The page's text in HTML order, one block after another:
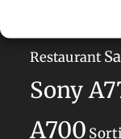
Restaurant
Sony
A700